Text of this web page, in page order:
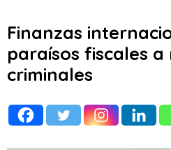
Finanzas
paraísos fiscales a
criminales